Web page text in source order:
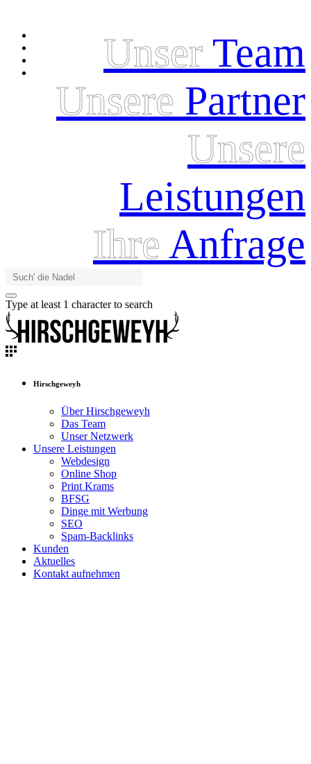
Unser Team
Unsere Partner
Unsere
Leistungen
Ihre Anfrage
Type at least 1 character to search
Hirschgeweyh
Über Hirschgeweyh
Das Team
Unser Netzwerk
Unsere Leistungen
Webdesign
Online Shop
Print Krams
BFSG
Dinge mit Werbung
SEO
Spam-Backlinks
Kunden
Aktuelles
Kontakt aufnehmen